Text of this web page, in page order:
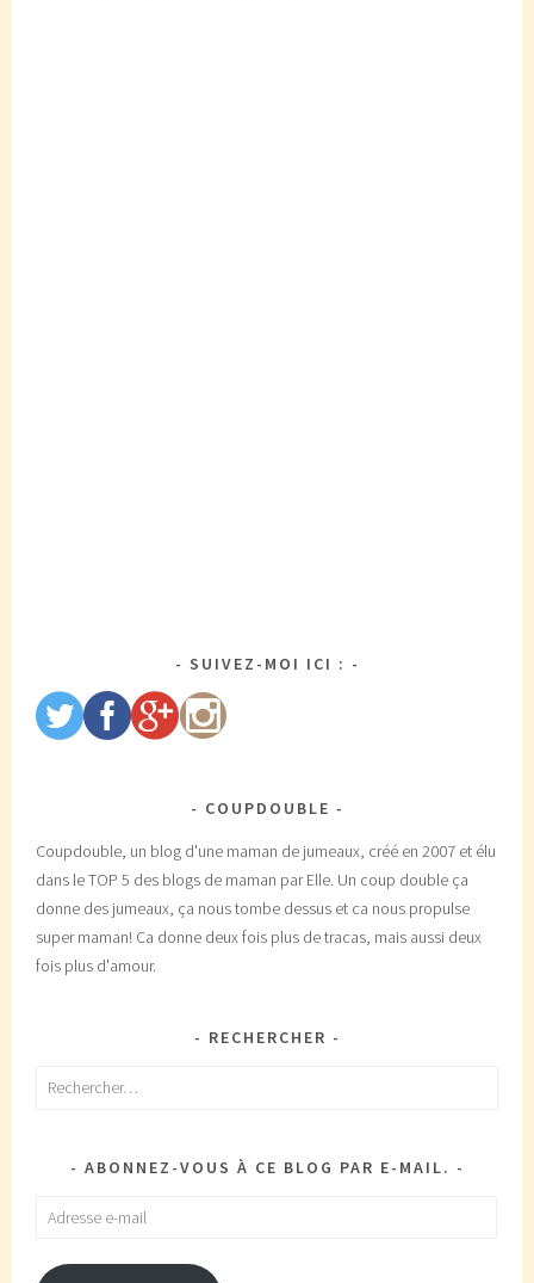
SUIVEZ-MOI ICI :
COUPDOUBLE
Coupdouble, un blog d'une maman de jumeaux, créé en 2007 et élu
dans le TOP 5 des blogs de maman par Elle. Un coup double ça
donne des jumeaux, ça nous tombe dessus et ca nous propulse
super maman! Ca donne deux fois plus de tracas, mais aussi deux
fois plus d'amour.
RECHERCHER
Rechercher :
ABONNEZ-VOUS À CE BLOG PAR E-MAIL.
Adresse
mail